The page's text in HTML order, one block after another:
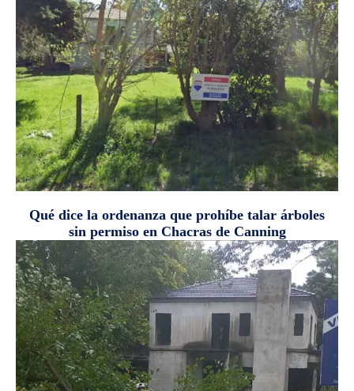
Qué dice la ordenanza que prohíbe talar árboles
sin permiso en Chacras de Canning